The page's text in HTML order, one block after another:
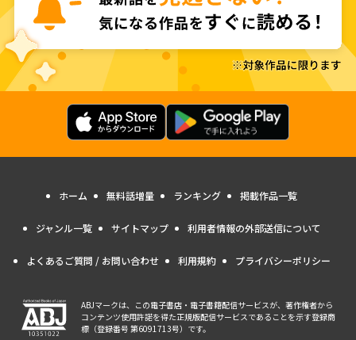
ホーム 無料話増量 ランキング 掲載作品一覧
ジャンル一覧 サイトマップ 利用者情報の外部送信について
よくあるご質問 / お問い合わせ 利用規約 プライバシーポリシー
ABJマークは、この電子書店・電子書籍配信サービスが、著作権者から
コンテンツ使用許諾を得た正規版配信サービスであることを示す登録商
標（登録番号 第6091713号）です。